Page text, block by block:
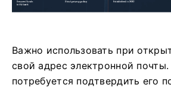
Важно использовать при
свой адрес электронной
потребуется подтвердить его